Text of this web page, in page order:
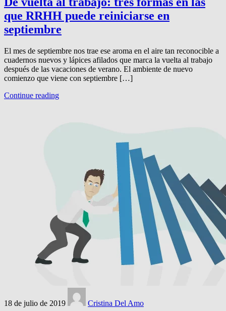
que RRHH puede reiniciarse en
septiembre
El mes de septiembre nos trae ese aroma en el aire tan reconocible a
cuadernos nuevos y lápices afilados que marca la vuelta al trabajo
después de las vacaciones de verano. El ambiente de nuevo
comienzo que viene con septiembre […]
Continue reading
18 de julio de 2019 Cristina Del Amo